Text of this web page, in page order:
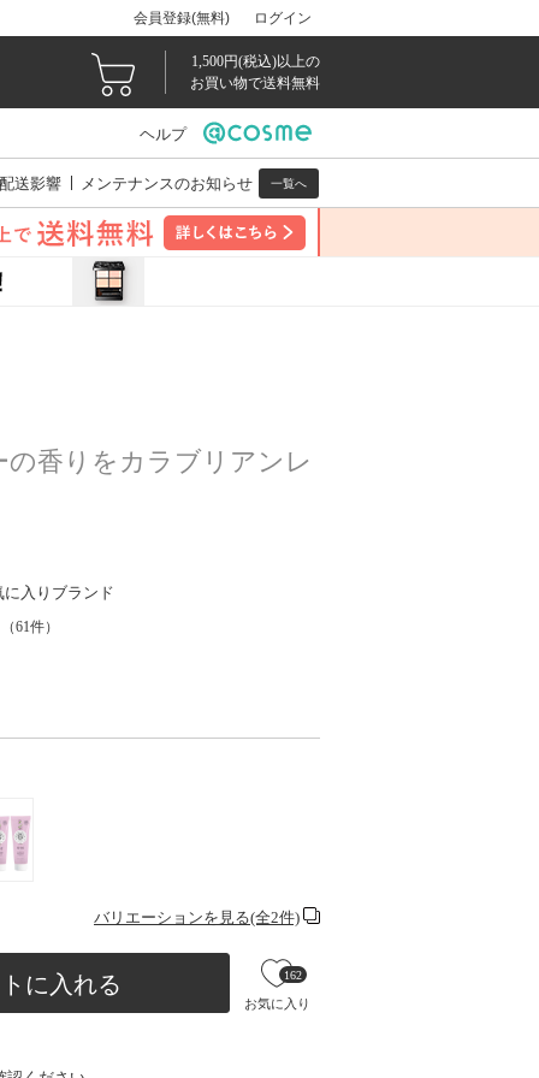
会員登録(無料) ログイン
1,500円(税込)以上の
お買い物で送料無料
ヘルプ
送影響 メンテナンスのお知らせ 一覧へ
香りをカラブリアンレ
に入りブランド
（61件）
バリエーションを見る(全2件)
に入れる
お気に入り
162